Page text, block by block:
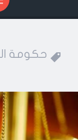
Menu
Widgets
Search
حكومة